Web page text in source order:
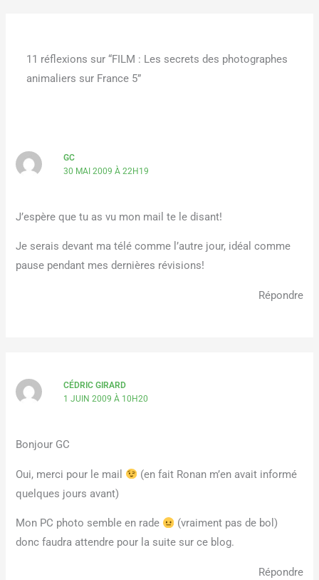
11 réflexions sur “FILM : Les secrets des photographes
animaliers sur France 5”
GC
30 MAI 2009 À 22H19
J’espère que tu as vu mon mail te le disant!
Je serais devant ma télé comme l’autre jour, idéal comme
pause pendant mes dernières révisions!
Répondre
CÉDRIC GIRARD
1 JUIN 2009 À 10H20
Bonjour GC
Oui, merci pour le mail
(en fait Ronan m’en avait informé
quelques jours avant)
Mon PC photo semble en rade
(vraiment pas de bol)
donc faudra attendre pour la suite sur ce blog.
Répondre